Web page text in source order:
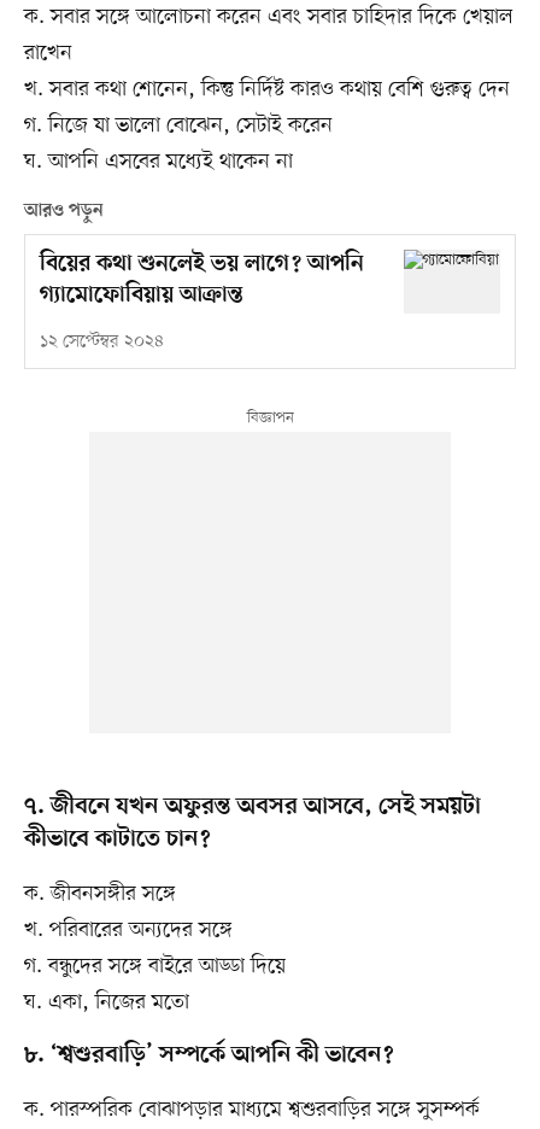
ক. সবার সঙ্গে আলোচনা করেন এবং সবার চাহিদার দিকে খেয়াল
রাখেন
খ. সবার কথা শোনেন, কিন্তু নির্দিষ্ট কারও কথায় বেশি গুরুত্ব দেন
গ. নিজে যা ভালো বোঝেন, সেটাই করেন
ঘ. আপনি এসবের মধ্যেই থাকেন না
আরও পড়ুন
বিয়ের কথা শুনলেই ভয় লাগে? আপনি
গ্যামোফোবিয়ায় আক্রান্ত
১২ সেপ্টেম্বর ২০২৪
৭. জীবনে যখন অফুরন্ত অবসর আসবে, সেই সময়টা
কীভাবে কাটাতে চান?
ক. জীবনসঙ্গীর সঙ্গে
খ. পরিবারের অন্যদের সঙ্গে
গ. বন্ধুদের সঙ্গে বাইরে আড্ডা দিয়ে
ঘ. একা, নিজের মতো
৮. ‘শ্বশুরবাড়ি’ সম্পর্কে আপনি কী ভাবেন?
ক. পারস্পরিক বোঝাপড়ার মাধ্যমে শ্বশুরবাড়ির সঙ্গে সুসম্পর্ক